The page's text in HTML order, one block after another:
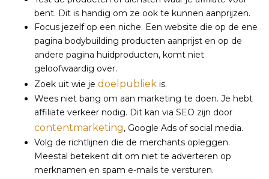
bent. Dit is handig om ze ook te kunnen aanprijzen.
Focus jezelf op een niche. Een website die op de ene
pagina bodybuilding producten aanprijst en op de
andere pagina huidproducten, komt niet
geloofwaardig over.
Zoek uit wie je doelpubliek is.
Wees niet bang om aan marketing te doen. Je hebt
affiliate verkeer nodig. Dit kan via SEO zijn door
contentmarketing, Google Ads of social media.
Volg de richtlijnen die de merchants opleggen.
Meestal betekent dit om niet te adverteren op
merknamen en spam e-mails te versturen.